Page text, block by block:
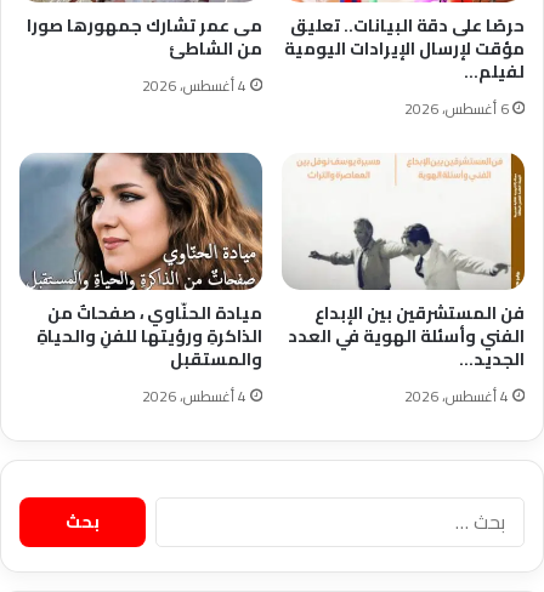
حرصًا على دقة البيانات.. تعليق
مؤقت لإرسال الإيرادات اليومية
لفيلم…
6 أغسطس، 2026
مى عمر تشارك جمهورها صورا
من الشاطئ
4 أغسطس، 2026
فن المستشرقين بين الإبداع
الفني وأسئلة الهوية في العدد
الجديد…
4 أغسطس، 2026
ميادة الحنّاوي ، صفحاتٌ من
الذاكرةِ ورؤيتها للفنِ والحياةِ
والمستقبل
4 أغسطس، 2026
البحث
عن: